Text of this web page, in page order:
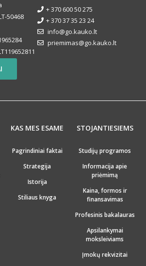
50468
+ 370 600 50 275
+ 370 37 35 23 24
info@go.kauko.lt
priemimas@go.kauko.lt
KAS MES ESAME
Pagrindiniai faktai
Strategija
Istorija
Stiliaus knyga
STOJANTIESIEMS
Studijų programos
Informacija apie
priėmimą
Kaina, formos ir
finansavimas
Profesinis bakalauras
Apsilankymai
moksleiviams
Įmokų rekvizitai